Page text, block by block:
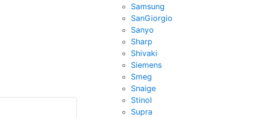
Samsung
SanGiorgio
Sanyo
Sharp
Shivaki
Siemens
Smeg
Snaige
Stinol
Supra